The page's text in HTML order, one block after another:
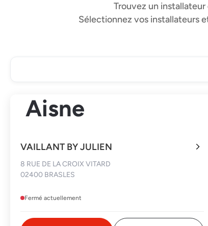
Trouvez un
Sélectionnez vos installateurs
Aisne
VAILLANT BY JULIEN
8 RUE DE LA CROIX VITARD
02400 BRASLES
Fermé actuellement